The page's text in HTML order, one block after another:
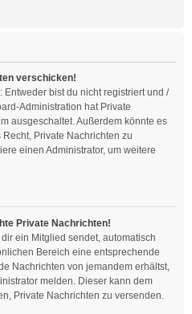
verschicken!
bist du nicht registriert und /
Administration hat Private
ausgeschaltet. Außerdem könnte es
Private Nachrichten zu
einen Administrator, um weitere
Private Nachrichten!
ein Mitglied sendet, automatisch
Bereich eine entsprechende
Nachrichten von jemandem erhältst,
melden. Dieser kann dem
Private Nachrichten zu versenden.